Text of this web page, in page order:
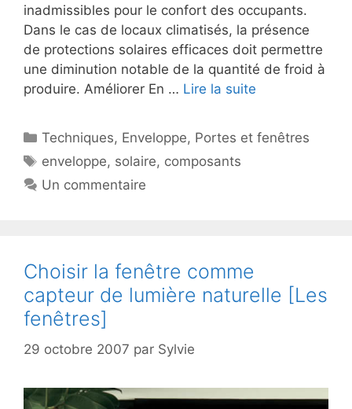
inadmissibles pour le confort des occupants.
Dans le cas de locaux climatisés, la présence
de protections solaires efficaces doit permettre
une diminution notable de la quantité de froid à
produire. Améliorer En … Lire la suite
Catégories
Techniques, Enveloppe, Portes et fenêtres
Étiquettes
enveloppe, solaire, composants
Un commentaire
Choisir la fenêtre comme
capteur de lumière naturelle [Les
fenêtres]
29 octobre 2007 par Sylvie